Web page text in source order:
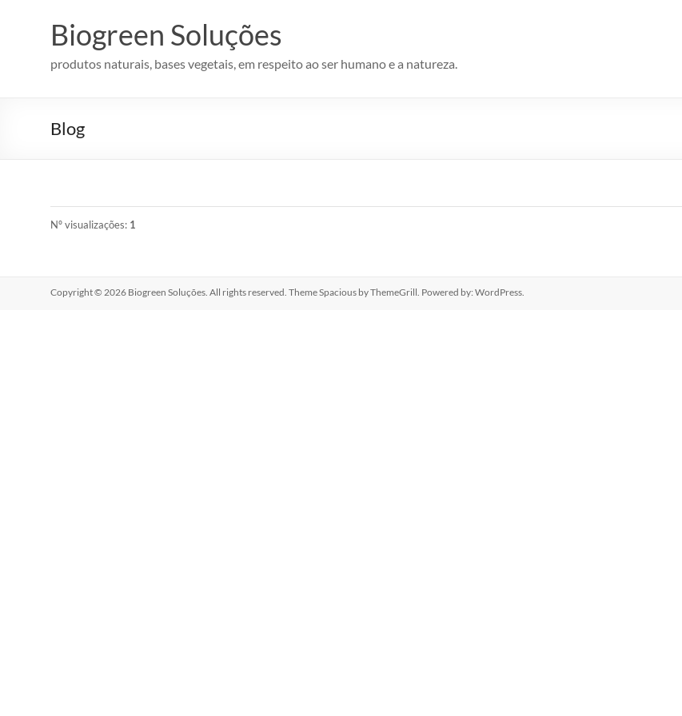
Biogreen Soluções
produtos naturais, bases vegetais, em respeito ao ser humano e a natureza.
Blog
Nº visualizações: 1
Copyright © 2026 Biogreen Soluções. All rights reserved. ThemeSpacious by ThemeGrill. Powered by: WordPress.